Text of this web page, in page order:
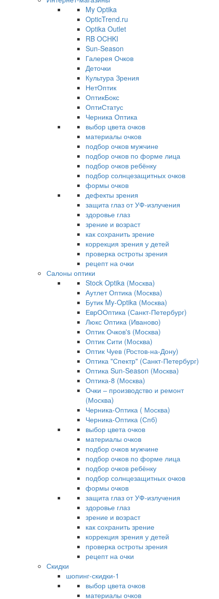
My Optika
OpticTrend.ru
Optika Outlet
RB OCHKI
Sun-Season
Галерея Очков
Деточки
Культура Зрения
НетОптик
ОптикБокс
ОптиСтатус
Черника Оптика
выбор цвета очков
материалы очков
подбор очков мужчине
подбор очков по форме лица
подбор очков ребёнку
подбор солнцезащитных очков
формы очков
дефекты зрения
защита глаз от УФ-излучения
здоровье глаз
зрение и возраст
как сохранить зрение
коррекция зрения у детей
проверка остроты зрения
рецепт на очки
Салоны оптики
Stock Optika (Москва)
Аутлет Оптика (Москва)
Бутик My-Optika (Москва)
ЕврООптика (Санкт-Петербург)
Люкс Оптика (Иваново)
Оптик Очков's (Москва)
Оптик Сити (Москва)
Оптик Чуев (Ростов-на-Дону)
Оптика "Спектр" (Санкт-Петербург)
Оптика Sun-Season (Москва)
Оптика-8 (Москва)
Очки – производство и ремонт
(Москва)
Черника-Оптика ( Москва)
Черника-Оптика (Спб)
выбор цвета очков
материалы очков
подбор очков мужчине
подбор очков по форме лица
подбор очков ребёнку
подбор солнцезащитных очков
формы очков
защита глаз от УФ-излучения
здоровье глаз
зрение и возраст
как сохранить зрение
коррекция зрения у детей
проверка остроты зрения
рецепт на очки
Скидки
шопинг-скидки-1
выбор цвета очков
материалы очков